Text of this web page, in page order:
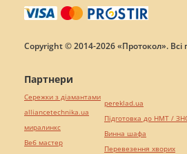
Copyright © 2014-2026 «Протокол». Всі
Партнери
Сережки з діамантами
alliancetechnika.ua
миралинкс
Веб мастер
pereklad.ua
Підготовка до НМТ /
Винна шафа
Перевезення хворих